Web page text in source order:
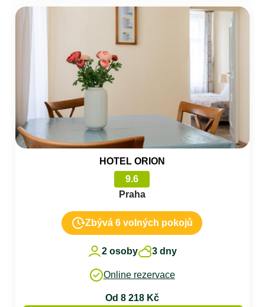
HOTEL ORION
9.6
Praha
Zbývá 6 volných pokojů
2 osoby 3 dny
Online rezervace
Od 8 218 Kč